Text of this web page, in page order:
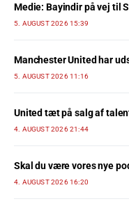
Medie: Bayindir på vej til
5. AUGUST 2026 15:39
Manchester United har
5. AUGUST 2026 11:16
United tæt på salg af
4. AUGUST 2026 21:44
Skal du være vores nye
4. AUGUST 2026 16:20